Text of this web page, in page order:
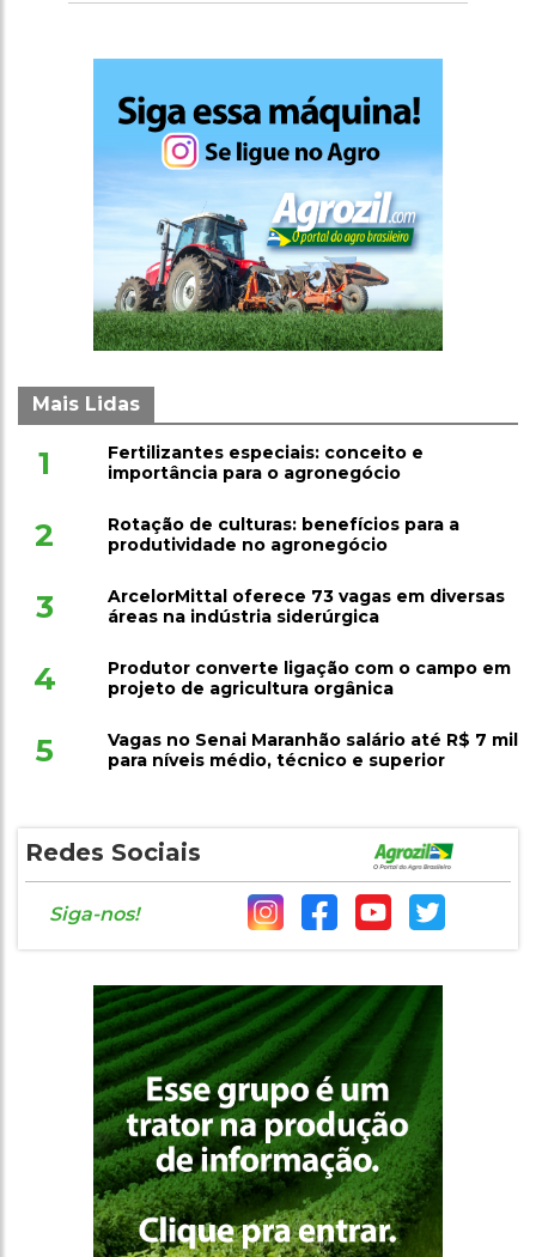
Mais Lidas
1
Fertilizantes especiais: conceito e
importância para o agronegócio
2
Rotação de culturas: benefícios para a
produtividade no agronegócio
3
ArcelorMittal oferece 73 vagas em diversas
áreas na indústria siderúrgica
4
Produtor converte ligação com o campo em
projeto de agricultura orgânica
5
Vagas no Senai Maranhão salário até R$ 7 mil
para níveis médio, técnico e superior
Redes Sociais
Siga-nos!